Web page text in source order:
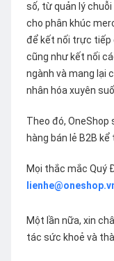
số, từ quản lý
cho phân khúc
để kết nối trực tiếp
cũng như kết nối
ngành và mang lại
nhân hóa xuyên
Theo đó, OneShop
hàng bán lẻ B2B
Mọi thắc mắc Quý
Một lần nữa, xin
tác sức khoẻ và